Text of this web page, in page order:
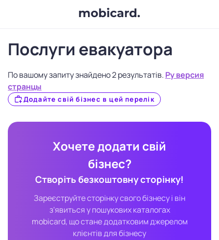
Послуги евакуатора
По вашому запиту знайдено 2 результатів. Ру версия
странцы
Додайте свій бізнес в цей перелік
Хочете додати свій
бізнес?
Створіть безкоштовну сторінку!
Зареєструйте сторінку свого бізнесу і він
з'явиться у пошукових каталогах
mobicard, що стане додатковим джерелом
клієнтів для бізнесу